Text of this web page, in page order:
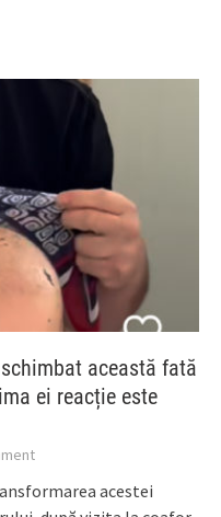
această fată
ei reacție este
acestei